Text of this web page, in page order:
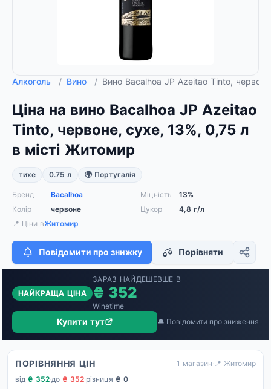
Алкоголь / Вино / Вино Bacalhoa JP Azeitao Tinto,
Ціна на вино Bacalhoa JP Azeitao
Tinto, червоне, сухе, 13%, 0,75 л
в місті Житомир
тихе 0.75 л 🌍 Португалія
Бренд Bacalhoa Міцність
13%
Колір
червоне Цукор
4,8 г/л
📍 Ціни вЖитомир
Повідомити про знижку Порівняти
НАЙКРАЩА ЦІНА
ЗАРАЗ НАЙДЕШЕВШЕ В
₴ 352
Winetime
Купити тут 🔔 Повідомити про зниження
ПОРІВНЯННЯ ЦІН 1 магазин· 📍 Житомир
від ₴ 352·до ₴ 352·різниця ₴ 0